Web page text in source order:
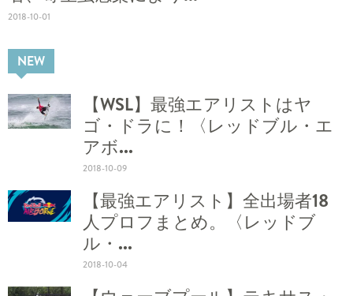
2018-10-01
NEW
【WSL】最強エアリストはヤ
ゴ・ドラに！〈レッドブル・エ
アボ...
2018-10-09
【最強エアリスト】全出場者18
人プロフまとめ。〈レッドブ
ル・...
2018-10-04